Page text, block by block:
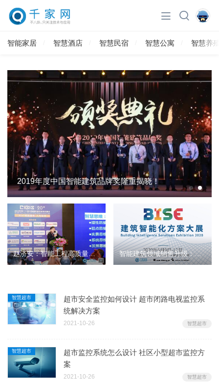
智能家居 智慧酒店 智慧民宿 智慧公寓 智慧养
2019年度中国智能建筑品牌奖隆重揭晓！
赵济安：智能工程高质量提升持续的若干明示和探讨 智能建筑领域销售升级：从卖产品到卖方案
智慧超市
超市安全监控如何设计 超市闭路电视监控系
统解决方案
2021-10-26 智慧超市
智慧超市
超市监控系统怎么设计 社区小型超市监控方
案
2021-10-26 智慧超市